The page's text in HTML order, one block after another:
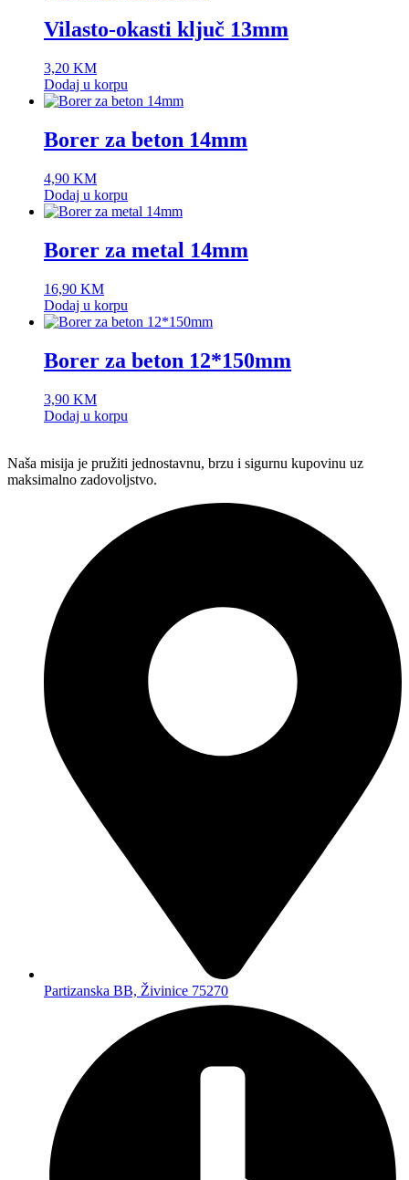
Vilasto-okasti ključ 13mm
3,20 KM
Dodaj u korpu
Borer za beton 14mm
4,90 KM
Dodaj u korpu
Borer za metal 14mm
16,90 KM
Dodaj u korpu
Borer za beton 12*150mm
3,90 KM
Dodaj u korpu
Naša misija je pružiti jednostavnu, brzu i sigurnu kupovinu uz
maksimalno zadovoljstvo.
Partizanska BB, Živinice 75270